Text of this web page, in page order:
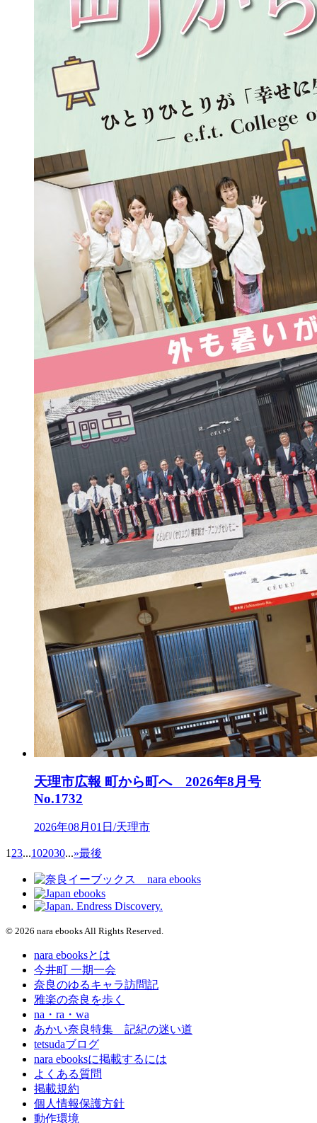
天理市広報 町から町へ 2026年8月号
No.1732
2026年08月01日/天理市
1 23...102030...»最後
© 2026 nara ebooks All Rights Reserved.
nara ebooksとは
今井町 一期一会
奈良のゆるキャラ訪問記
雅楽の奈良を歩く
na・ra・wa
あかい奈良特集 記紀の迷い道
tetsudaブログ
nara ebooksに掲載するには
よくある質問
掲載規約
個人情報保護方針
動作環境